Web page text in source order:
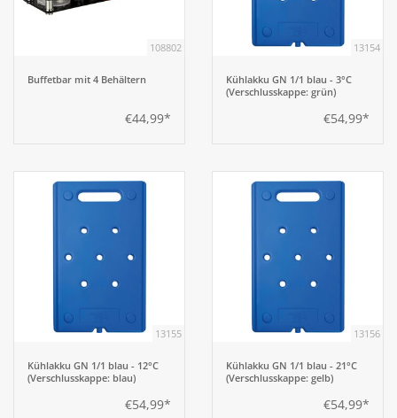
Küche
Küchenmöbel
108802
Buffetbar mit 4 Behältern
€44,99*
13154
Kühlakku GN 1/1 blau - 3°C
(Verschlusskappe: grün)
€54,99*
13155
Kühlakku GN 1/1 blau - 12°C
(Verschlusskappe: blau)
€54,99*
13156
Kühlakku GN 1/1 blau - 21°C
(Verschlusskappe: gelb)
€54,99*